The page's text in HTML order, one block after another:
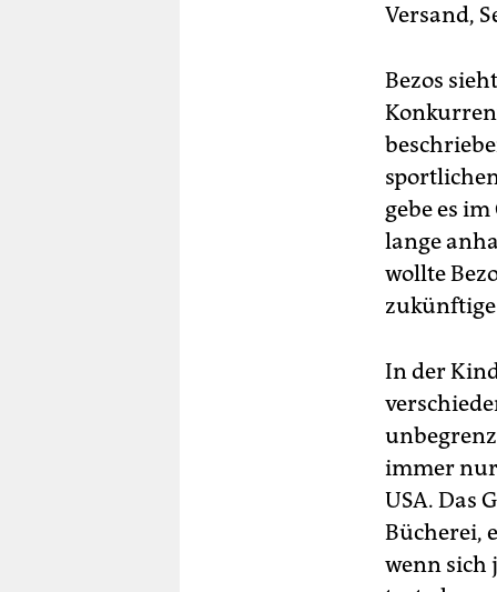
Versand,
Bezos
gebe es
lange
wollte
In der
immer nur
USA. Das
Bücherei,
wenn sich